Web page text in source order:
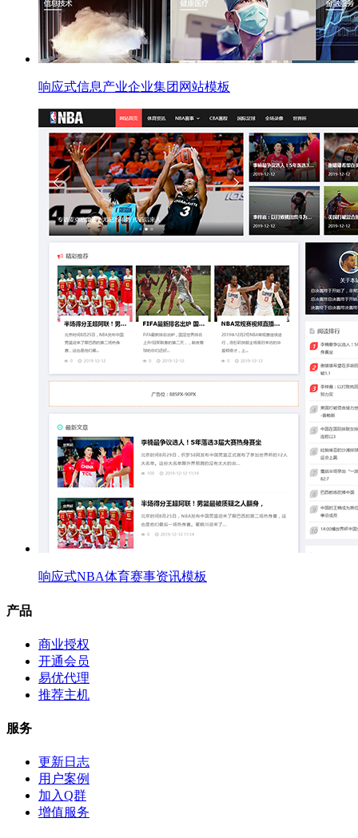
响应式信息产业企业集团网站模板
响应式NBA体育赛事资讯模板
产品
商业授权
开通会员
易优代理
推荐主机
服务
更新日志
用户案例
加入Q群
增值服务